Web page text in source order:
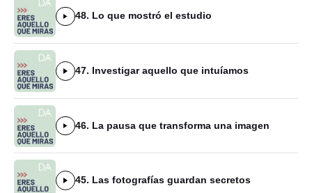
48. Lo que mostró el estudio
47. Investigar aquello que intuíamos
46. La pausa que transforma una imagen
45. Las fotografías guardan secretos